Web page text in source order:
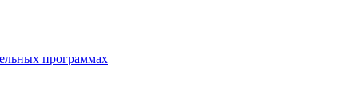
программах